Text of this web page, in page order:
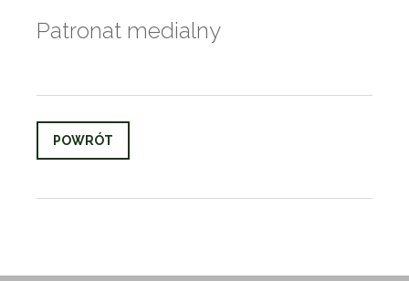
Patronat medialny
POWRÓT